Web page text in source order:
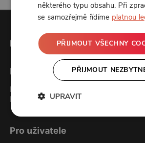
Forendors
Kontakt
Podcast studio
Pro uživatele
některého typu obsahu. Při
se samozřejmě řídíme platnou
PŘIJMOUT VŠECHNY
PŘIJMOUT
UPRAVIT